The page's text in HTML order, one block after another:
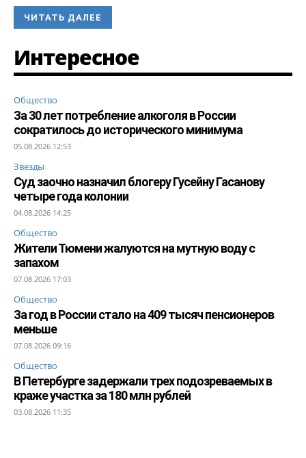
ЧИТАТЬ ДАЛЕЕ
Интересное
Общество
За 30 лет потребление алкоголя в России
сократилось до исторического минимума
05.08.2026 12:53
Звезды
Суд заочно назначил блогеру Гусейну Гасанову
четыре года колонии
04.08.2026 14:25
Общество
Жители Тюмени жалуются на мутную воду с
запахом
07.08.2026 17:03
Общество
За год в России стало на 409 тысяч пенсионеров
меньше
07.08.2026 09:16
Общество
В Петербурге задержали трех подозреваемых в
краже участка за 180 млн рублей
03.08.2026 11:35